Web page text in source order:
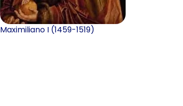
Maximiliano I (1459-1519)